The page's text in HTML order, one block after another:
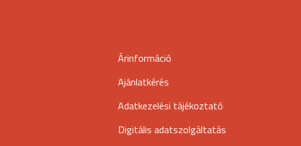
Árinformáció
Ajánlatkérés
Adatkezelési tájékoztató
Digitális adatszolgáltatás